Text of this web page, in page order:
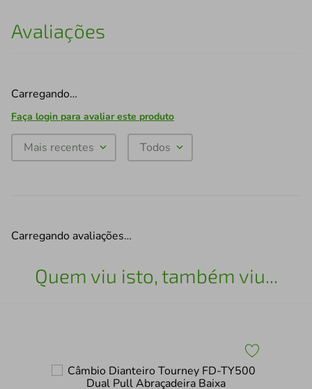
Avaliações
Carregando…
Faça login para avaliar este produto
Mais recentes Todos
Carregando avaliações…
Quem viu isto, também viu...